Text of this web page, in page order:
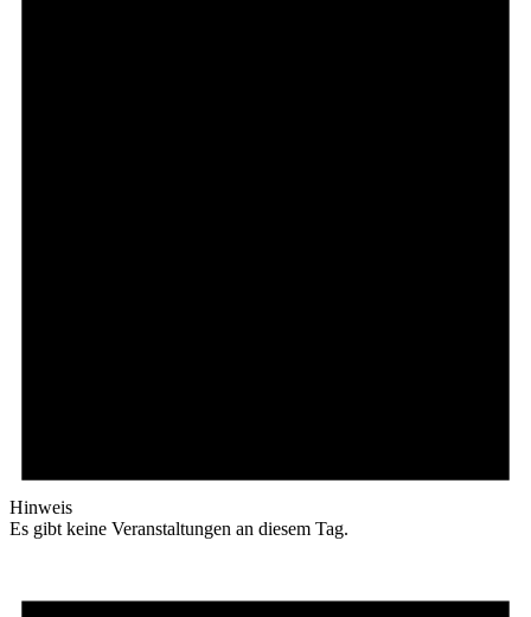
Hinweis
Es gibt keine Veranstaltungen an diesem Tag.